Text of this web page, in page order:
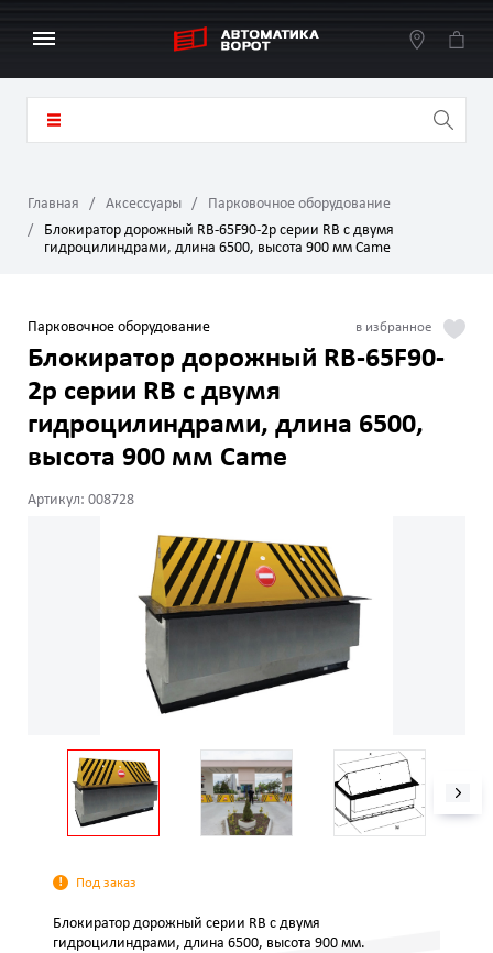
Главная Аксессуары
Парковочное оборудование
Блокиратор дорожный RB-65F90-2p серии RB с двумя
гидроцилиндрами, длина 6500, высота 900 мм Came
Парковочное оборудование
Блокиратор дорожный RB-65F90-
2p серии RB с двумя
гидроцилиндрами, длина 6500,
высота 900 мм Came
Артикул: 008728
Под заказ
Блокиратор дорожный серии RB с двумя
гидроцилиндрами, длина 6500, высота 900 мм.